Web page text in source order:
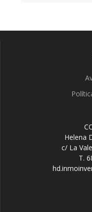
Helena
c/ La
T.